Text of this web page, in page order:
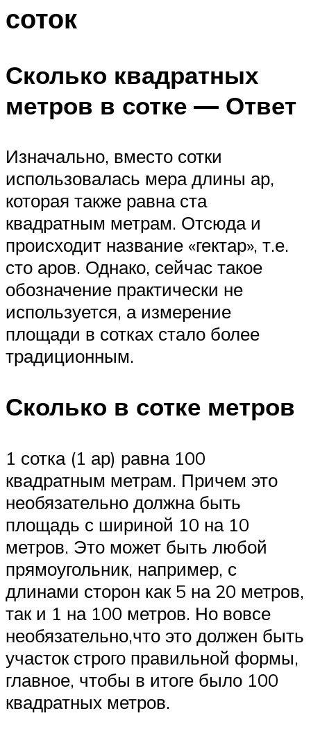
соток
Сколько квадратных
метров в сотке — Ответ
Изначально, вместо сотки
использовалась мера длины ар,
которая также равна ста
квадратным метрам. Отсюда и
происходит название «гектар», т.е.
сто аров. Однако, сейчас такое
обозначение практически не
используется, а измерение
площади в сотках стало более
традиционным.
Сколько в сотке метров
1 сотка (1 ар) равна 100
квадратным метрам. Причем это
необязательно должна быть
площадь с шириной 10 на 10
метров. Это может быть любой
прямоугольник, например, с
длинами сторон как 5 на 20 метров,
так и 1 на 100 метров. Но вовсе
необязательно,что это должен быть
участок строго правильной формы,
главное, чтобы в итоге было 100
квадратных метров.